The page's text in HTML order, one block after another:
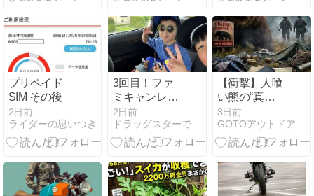
プリペイド
SIM その後
2日前
ライダーの思いつき
3回目！ファ
ミキャンレポ
奥飛騨温泉郷
オートキャン
プ場
2日前
ドラッグスターでツーリング
【衝撃】人喰
い熊の“真
相”がヤバすぎ
る‼
3日前
GOTOアウトドア